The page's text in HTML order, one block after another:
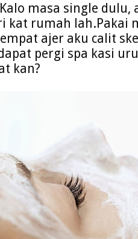
Kalo masa single
kat rumah lah.Pakai
ajer aku calit
pergi spa kasi
kan?